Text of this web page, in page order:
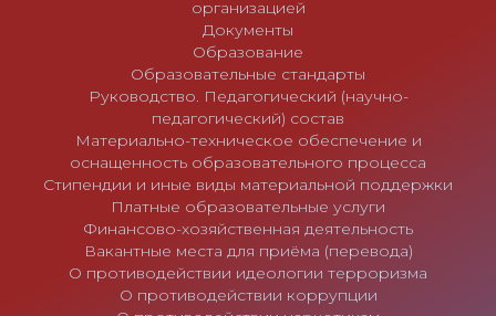
организацией
Документы
Образование
Образовательные стандарты
Руководство. Педагогический (научно-
педагогический) состав
Материально-техническое обеспечение и
оснащенность образовательного процесса
Стипендии и иные виды материальной поддержки
Платные образовательные услуги
Финансово-хозяйственная деятельность
Вакантные места для приёма (перевода)
О противодействии идеологии терроризма
О противодействии коррупции